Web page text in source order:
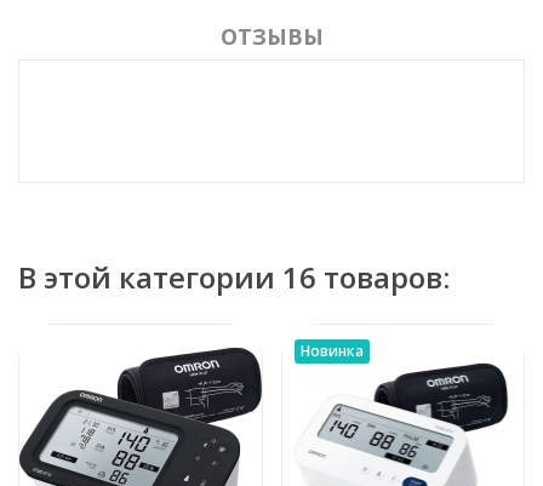
ОТЗЫВЫ
В этой категории 16 товаров:
Новинка